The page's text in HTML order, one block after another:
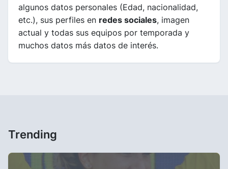
algunos datos personales (Edad, nacionalidad,
etc.), sus perfiles en redes sociales, imagen
actual y todas sus equipos por temporada y
muchos datos más datos de interés.
Trending